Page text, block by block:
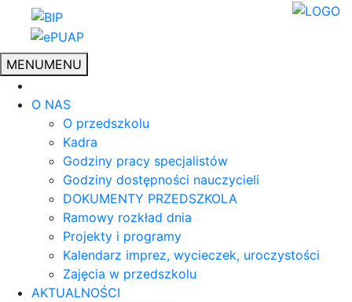
MENUMENU
O NAS
O przedszkolu
Kadra
Godziny pracy specjalistów
Godziny dostępności nauczycieli
DOKUMENTY PRZEDSZKOLA
Ramowy rozkład dnia
Projekty i programy
Kalendarz imprez, wycieczek, uroczystości
Zajęcia w przedszkolu
AKTUALNOŚCI